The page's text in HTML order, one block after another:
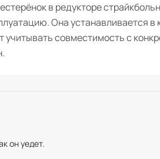
в редукторе
Она устанавливается в
совместимость с
он уедет.